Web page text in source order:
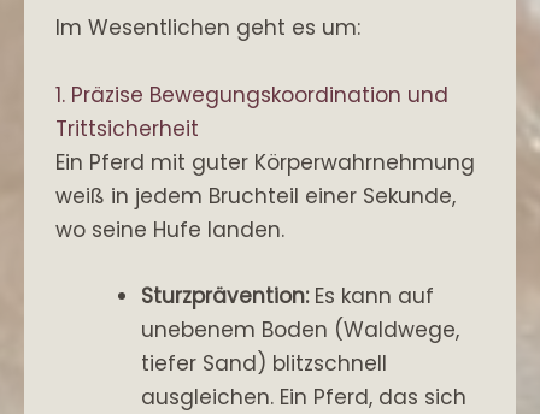
Im Wesentlichen geht es um:
1. Präzise Bewegungskoordination und
Trittsicherheit
Ein Pferd mit guter Körperwahrnehmung
weiß in jedem Bruchteil einer Sekunde,
wo seine Hufe landen.
Sturzprävention:Es kann auf
unebenem Boden (Waldwege,
tiefer Sand) blitzschnell
ausgleichen. Ein Pferd, das sich